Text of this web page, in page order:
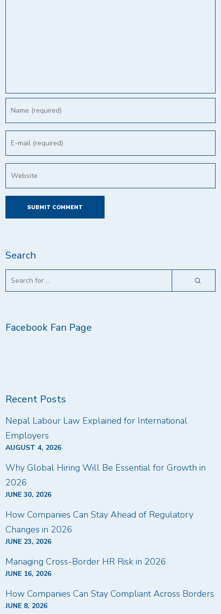
Search
Facebook Fan Page
Recent Posts
Nepal Labour Law Explained for International
Employers
AUGUST 4, 2026
Why Global Hiring Will Be Essential for Growth in
2026
JUNE 30, 2026
How Companies Can Stay Ahead of Regulatory
Changes in 2026
JUNE 23, 2026
Managing Cross-Border HR Risk in 2026
JUNE 16, 2026
How Companies Can Stay Compliant Across Borders
JUNE 8, 2026